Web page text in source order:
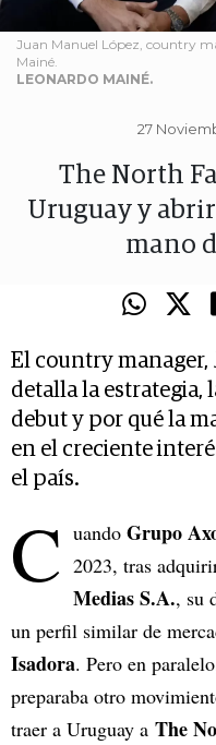
Juan Manuel López, country
Mainé.
LEONARDO MAINÉ.
27
The North
Uruguay y
mano
El country manager,
detalla la estrategia,
debut y por qué la
en el creciente
el país.
C uando Grupo
2023, tras
Medias S.A., su
un perfil similar de
Isadora. Pero en
preparaba otro
traer a Uruguay a The